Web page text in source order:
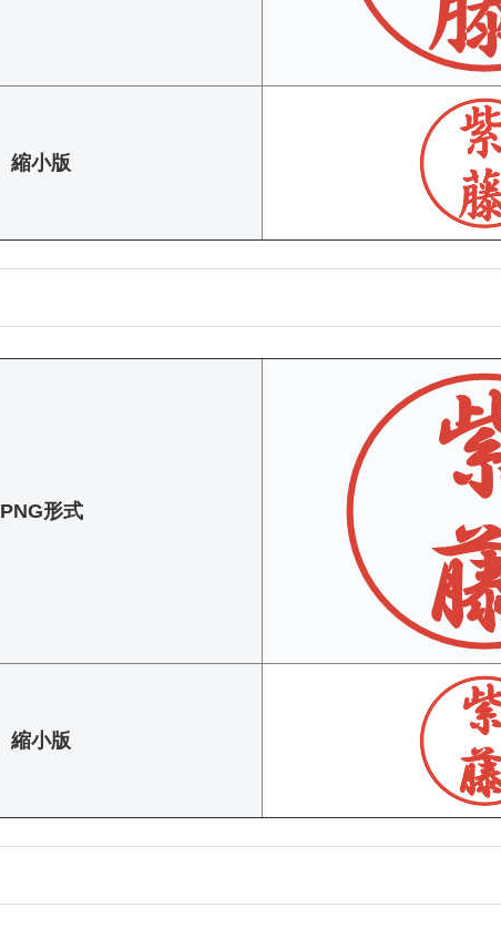
縮小版
PNG形式
縮小版